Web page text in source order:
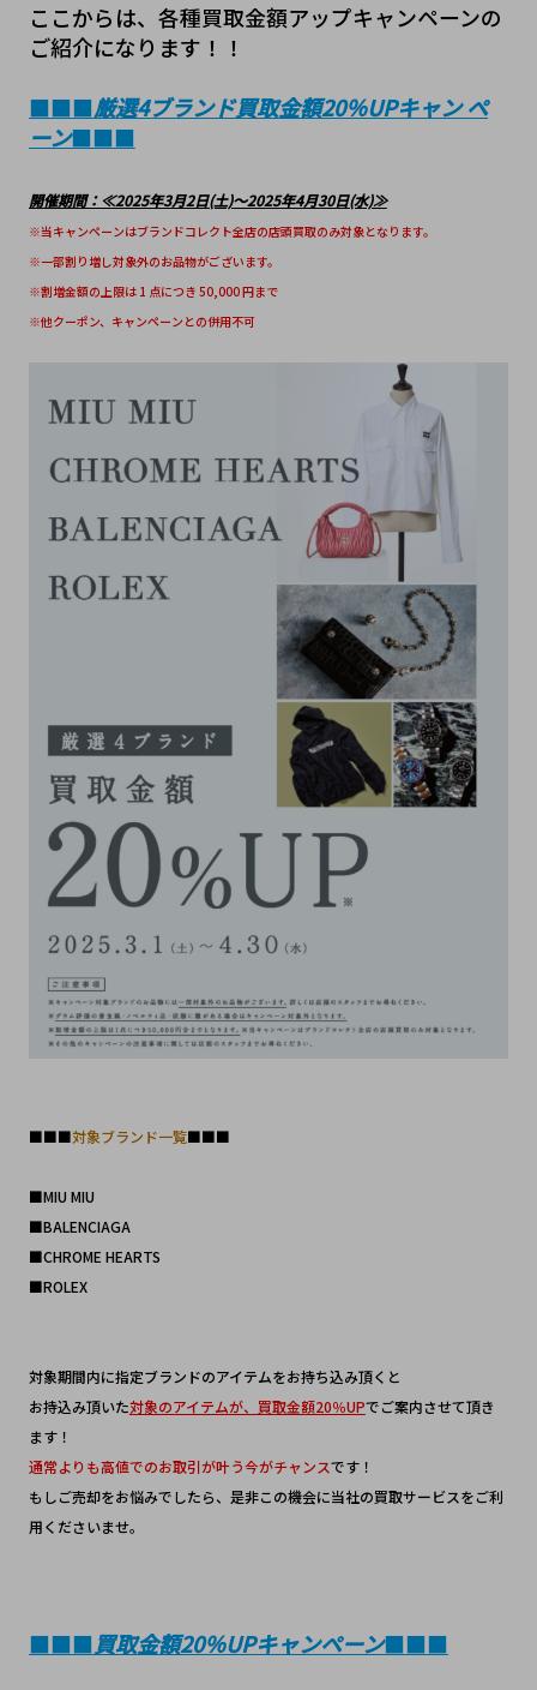
ここからは、各種買取金額アップキャンペーンの
ご紹介になります！！
■■■厳選4ブランド買取金額20％UPキャン ペ
ーン■■■
開催期間：≪2025年3月2日(土)～2025年4月30日(水)≫
※当キャンペーンはブランドコレクト全店の店頭買取のみ対象となります。
※一部割り増し対象外のお品物がございます。
※割増金額の上限は 1 点につき 50,000 円まで
※他クーポン、キャンペーンとの併用不可
■■■対象ブランド一覧■■■
■MIU MIU
■BALENCIAGA
■CHROME HEARTS
■ROLEX
対象期間内に指定ブランドのアイテムをお持ち込み頂くと
お持込み頂いた対象のアイテムが、買取金額20％UPでご案内させて頂き
ます！
通常よりも高値でのお取引が叶う今がチャンスです！
もしご売却をお悩みでしたら、是非この機会に当社の買取サービスをご利
用くださいませ。
■■■買取金額20％UPキャンペーン■■■